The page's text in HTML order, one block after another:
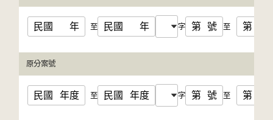
民國 年 至 民國 年 字 第 號 至 第
原分案號
民國 年度 至 民國 年度 字 第 號 至 第